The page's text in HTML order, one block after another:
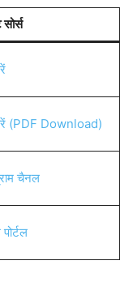
(PDF Download)
चैनल